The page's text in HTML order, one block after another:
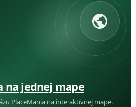
public
na jednej mape
PlaceMania na interaktívnej mape.